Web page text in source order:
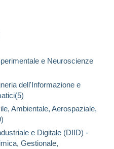
e Neuroscienze
dell'Informazione e
Ambientale, Aerospaziale,
e Digitale (DIID) -
Gestionale,